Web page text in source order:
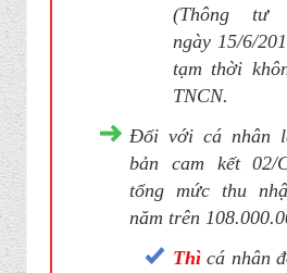
(Thông tư
ngày 15/6/
tạm thời
TNCN.
Đối với cá nhân
bản cam kết 02/
tổng mức thu
năm trên
Thì cá nhân